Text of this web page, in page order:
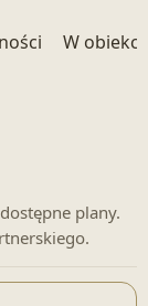
W
plany.